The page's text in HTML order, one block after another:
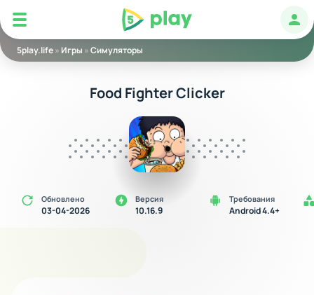
5play
5play.life» Игры »Симуляторы
Food Fighter Clicker
Обновлено
03-04-2026
Версия
10.16.9
Требования
Android 4.4+